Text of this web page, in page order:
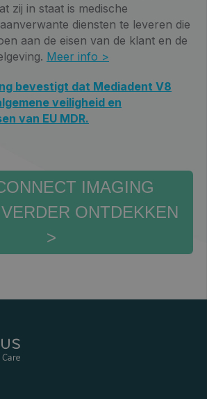
zij in staat is medische
diensten te leveren die
aan de eisen van de klant en de
Meer info >
bevestigt dat Mediadent V8
veiligheid en
van EU MDR.
IMAGING
ONTDEKKEN
>